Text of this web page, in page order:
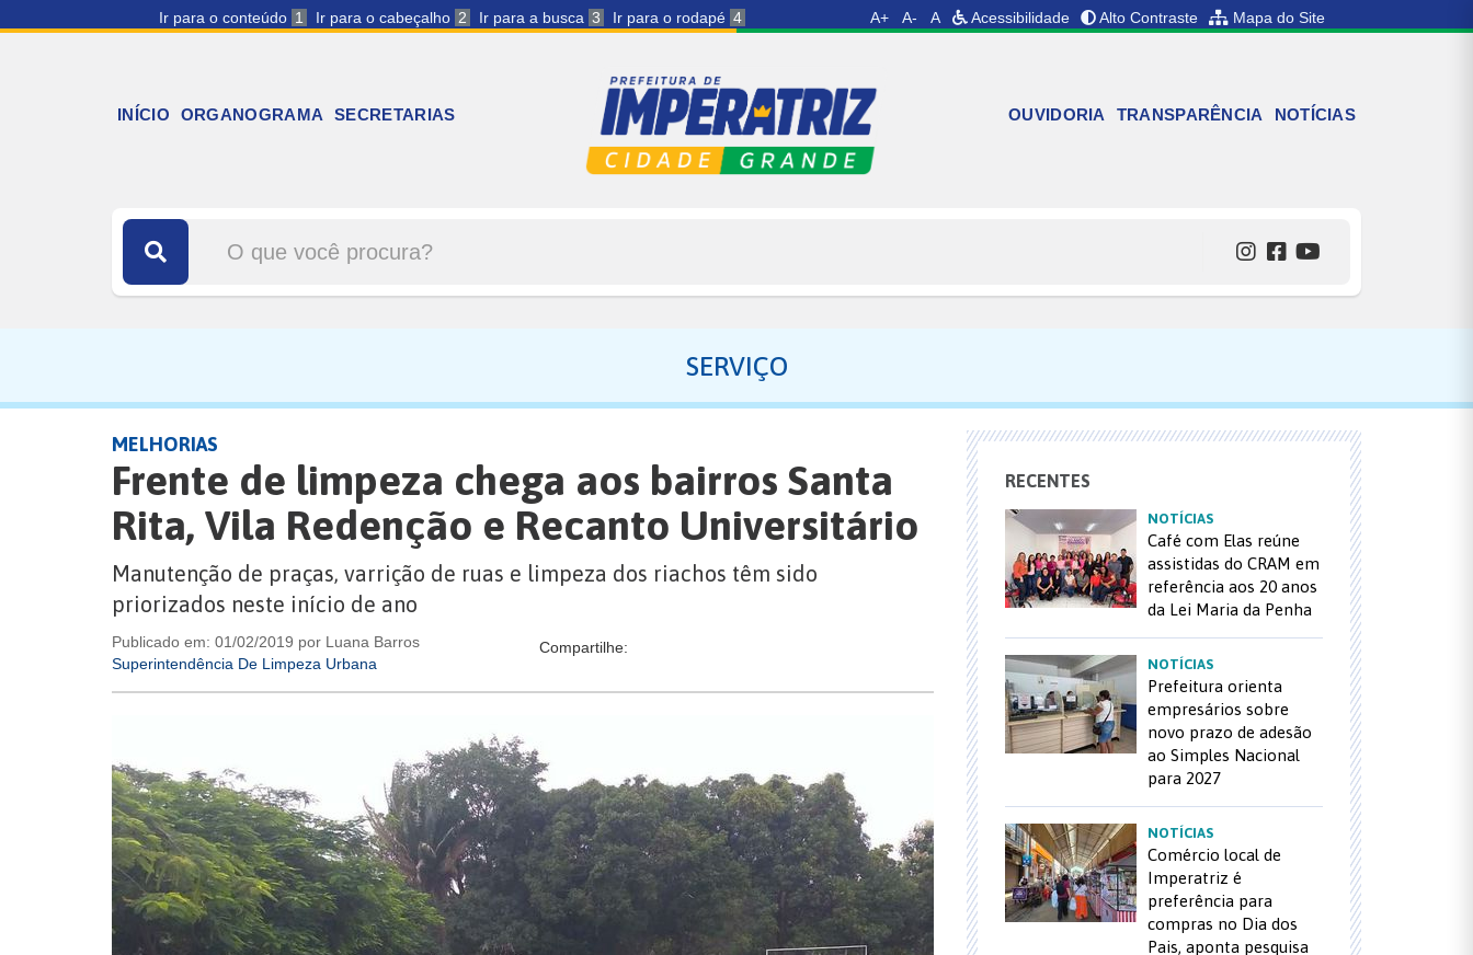
Ir para o conteúdo 1 Ir para o cabeçalho 2 Ir para a busca 3 Ir para o rodapé 4 A+ A- A Acessibilidade Alto Contraste Mapa do Site
INÍCIO ORGANOGRAMA SECRETARIAS OUVIDORIA TRANSPARÊNCIA NOTÍCIAS
SERVIÇO
MELHORIAS
Frente de limpeza chega aos bairros Santa
Rita, Vila Redenção e Recanto Universitário
Manutenção de praças, varrição de ruas e limpeza dos riachos têm sido
priorizados neste início de ano
Publicado em: 01/02/2019 por Luana Barros
Superintendência De Limpeza Urbana
Compartilhe:
RECENTES
NOTÍCIAS
Café com Elas reúne
assistidas do CRAM em
referência aos 20 anos
da Lei Maria da Penha
NOTÍCIAS
Prefeitura orienta
empresários sobre
novo prazo de adesão
ao Simples Nacional
para 2027
NOTÍCIAS
Comércio local de
Imperatriz é
preferência para
compras no Dia dos
Pais, aponta pesquisa